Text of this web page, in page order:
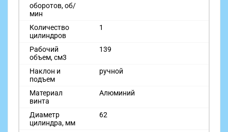
оборотов, об/
мин
Количество
цилиндров
1
Рабочий
объем, см3
139
Наклон и
подъем
ручной
Материал
винта
Алюминий
Диаметр
цилиндра, мм
62